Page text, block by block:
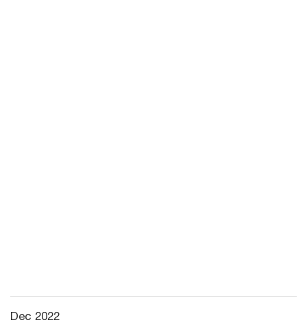
Dec 2022